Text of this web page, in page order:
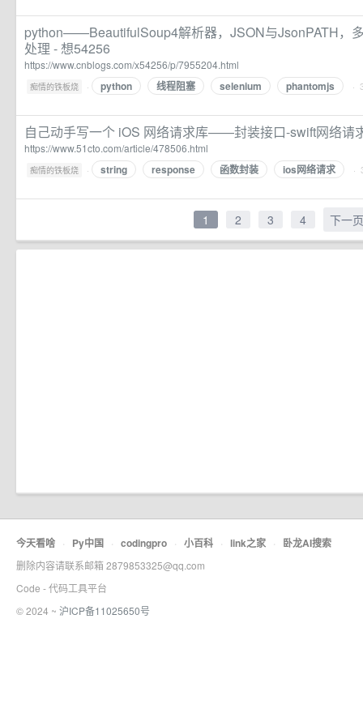
python——BeautifulSoup4解析器，JSON与JsonPATH，
处理 - 想54256
https://www.cnblogs.com/x54256/p/7955204.html
痴情的铁板烧 · python 线程阻塞 selenium phantomjs ·
自己动手写一个 iOS 网络请求库——封装接口-swift网络请
https://www.51cto.com/article/478506.html
痴情的铁板烧 · string response 函数封装 ios网络请求 ·
1 2 3 4 下一页
今天看啥 · Py中国 · codingpro · 小百科 · link之家 · 卧龙AI搜索
删除内容请联系邮箱 2879853325@qq.com
Code - 代码工具平台
© 2024 ~ 沪ICP备11025650号